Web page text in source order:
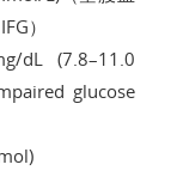
）
dL (7.8–11.0
glucose